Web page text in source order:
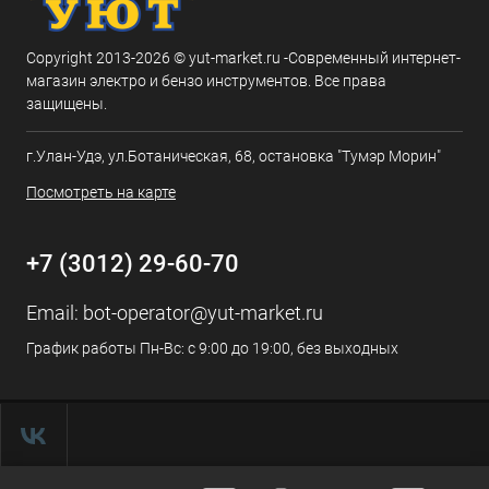
Copyright 2013-2026 © yut-market.ru -Современный интернет-
магазин электро и бензо инструментов. Все права
защищены.
г.Улан-Удэ, ул.Ботаническая, 68, остановка "Тумэр Морин"
Посмотреть на карте
+7 (3012) 29-60-70
Email: bot-operator@yut-market.ru
График работы Пн-Вс: с 9:00 до 19:00, без выходных